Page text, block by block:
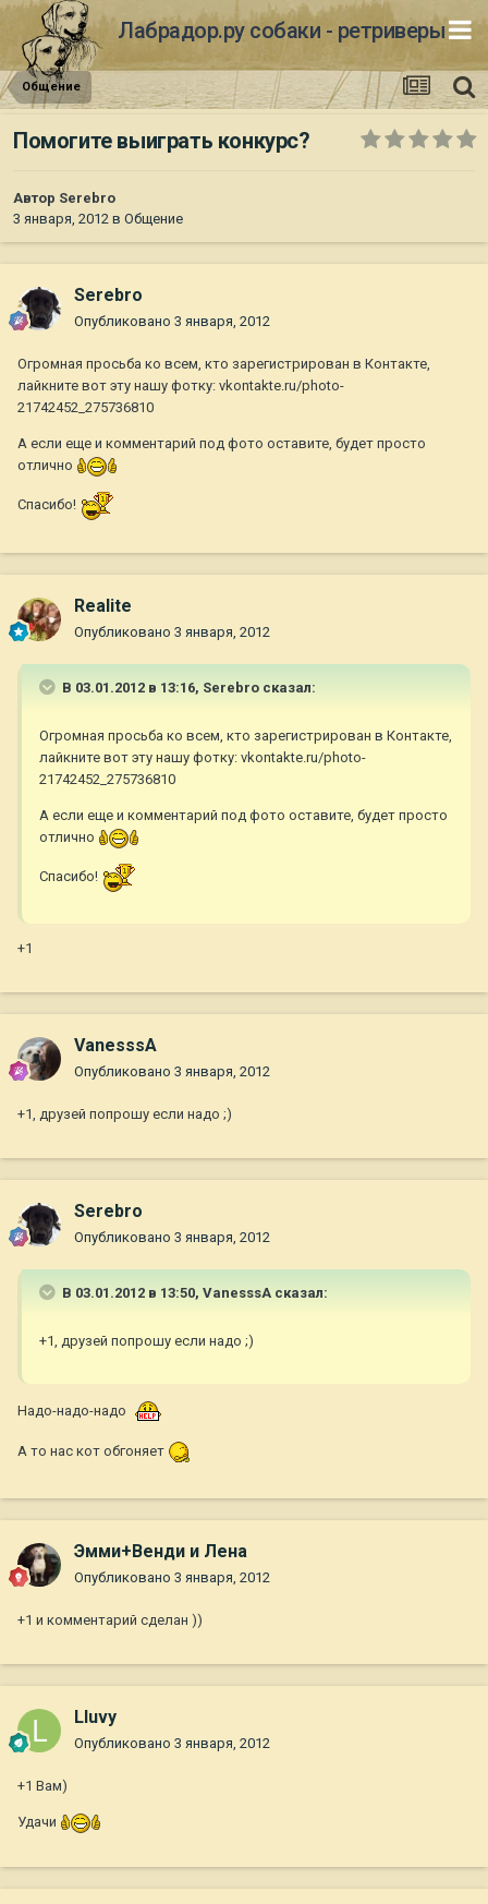
Лабрадор.ру собаки - ретриверы
Общение
Помогите выиграть конкурс?
Автор Serebro
3 января, 2012 в Общение
Serebro
Опубликовано 3 января, 2012
Огромная просьба ко всем, кто зарегистрирован в Контакте,
лайкните вот эту нашу фотку: vkontakte.ru/photo-
21742452_275736810
А если еще и комментарий под фото оставите, будет просто
отлично
Спасибо!
Realite
Опубликовано 3 января, 2012
В 03.01.2012 в 13:16, Serebro сказал:
Огромная просьба ко всем, кто зарегистрирован в Контакте,
лайкните вот эту нашу фотку: vkontakte.ru/photo-
21742452_275736810
А если еще и комментарий под фото оставите, будет просто
отлично
Спасибо!
+1
VanesssA
Опубликовано 3 января, 2012
+1, друзей попрошу если надо ;)
Serebro
Опубликовано 3 января, 2012
В 03.01.2012 в 13:50, VanesssA сказал:
+1, друзей попрошу если надо ;)
Надо-надо-надо
А то нас кот обгоняет
Эмми+Венди и Лена
Опубликовано 3 января, 2012
+1 и комментарий сделан ))
Lluvy
Опубликовано 3 января, 2012
+1 Вам)
Удачи